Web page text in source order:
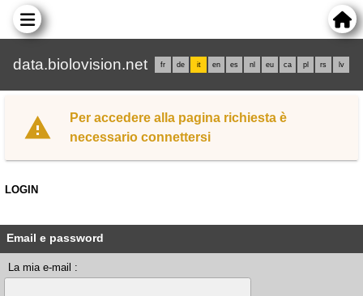
data.biolovision.net fr de it en es nl eu ca pl rs lv
Per accedere alla pagina richiesta è
necessario connettersi
LOGIN
Email e password
La mia e-mail :